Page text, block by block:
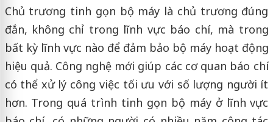
Chủ trương tinh gọn bộ máy là chủ trương đúng
đắn, không chỉ trong lĩnh vực báo chí, mà trong
bất kỳ lĩnh vực nào để đảm bảo bộ máy hoạt động
hiệu quả. Công nghệ mới giúp các cơ quan báo chí
có thể xử lý công việc tối ưu với số lượng người ít
hơn. Trong quá trình tinh gọn bộ máy ở lĩnh vực